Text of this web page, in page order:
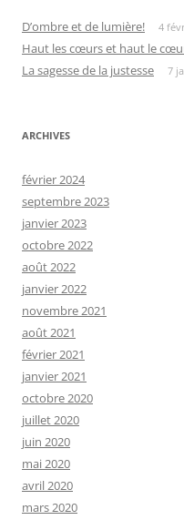
D’ombre et de lumière! 4
Haut les cœurs et haut le
La sagesse de la justesse 7
ARCHIVES
février 2024
septembre 2023
janvier 2023
octobre 2022
août 2022
janvier 2022
novembre 2021
août 2021
février 2021
janvier 2021
octobre 2020
juillet 2020
juin 2020
mai 2020
avril 2020
mars 2020